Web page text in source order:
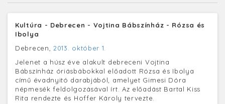
Kultúra - Debrecen - Vojtina Bábszínház - Rózsa és
Ibolya
Debrecen, 2013. október 1.
Jelenet a húsz éve alakult debreceni Vojtina
Bábszínház óriásbábokkal előadott Rózsa és Ibolya
című évadnyitó darabjából, amelyet Gimesi Dóra
népmesék feldolgozásával írt. Az előadást Bartal Kiss
Rita rendezte és Hoffer Károly tervezte.